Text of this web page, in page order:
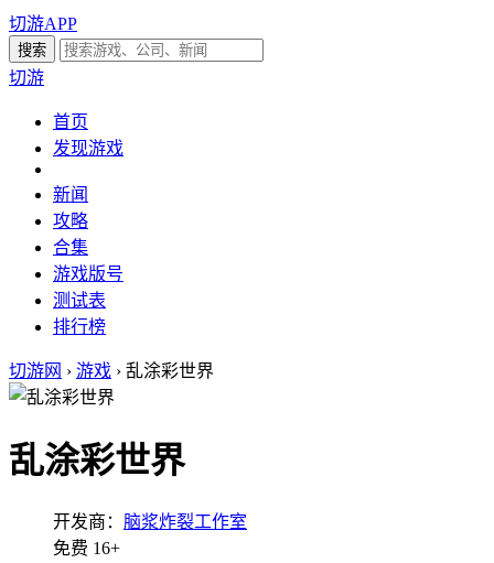
切游APP
切游
首页
发现游戏
新闻
攻略
合集
游戏版号
测试表
排行榜
切游网 › 游戏 › 乱涂彩世界
乱涂彩世界
开发商： 脑浆炸裂工作室
免费 16+